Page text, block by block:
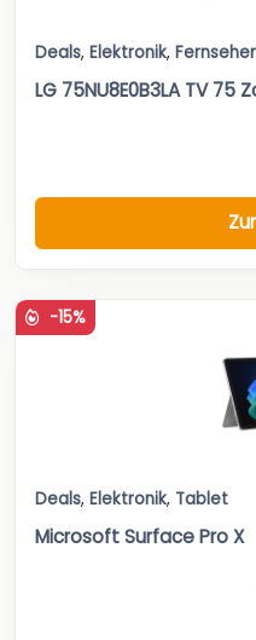
Deals, Elektronik, Fernseher
LG 75NU8E0B3LA TV 75
-15%
Deals, Elektronik, Tablet
Microsoft Surface Pro X